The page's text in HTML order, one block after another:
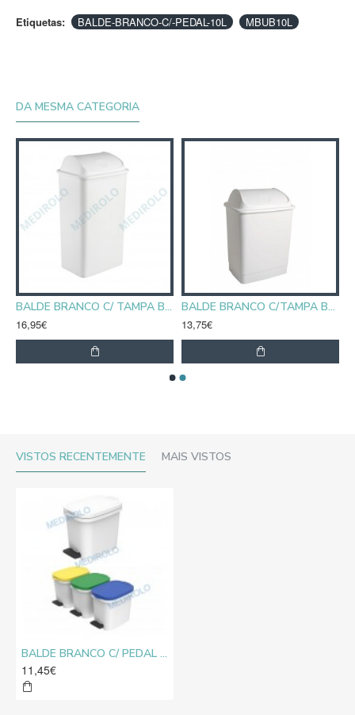
Etiquetas: BALDE-BRANCO-C/-PEDAL-10L MBUB10L
DA MESMA CATEGORIA
BALDE BRANCO C/ TAMPA BASCULANTE 42L
16,95€
BALDE BRANCO C/TAMPA BASC. BRANCA 26L
13,75€
VISTOS RECENTEMENTE MAIS VISTOS
BALDE BRANCO C/ PEDAL 10L
11,45€